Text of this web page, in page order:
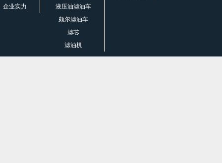
企业实力
液压油滤油车
颇尔滤油车
滤芯
滤油机